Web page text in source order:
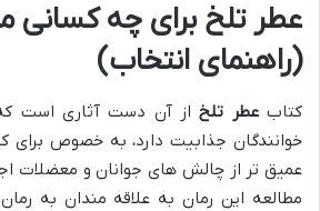
عطر تلخ برای چه
(راهنمای انتخاب)
کتابعطر تلخاز آن دست آثاری است
خوانندگان جذابیت دارد، به خصوص برای
عمیق تر از چالش های جوانان و معضلات
مطالعه این رمان به علاقه مندان به